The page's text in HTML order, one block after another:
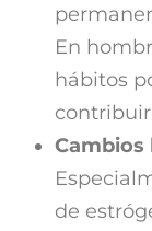
En
hábitos
Cambios
de